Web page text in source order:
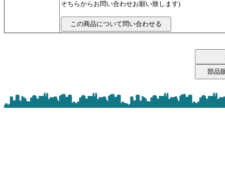
そちらからお問い合わせお願い致します)